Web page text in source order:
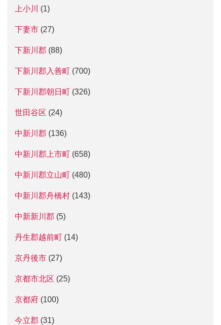
上小川 (1)
下妻市 (27)
下新川郡 (88)
下新川郡入善町 (700)
下新川郡朝日町 (326)
世田谷区 (24)
中新川郡 (136)
中新川郡上市町 (658)
中新川郡立山町 (480)
中新川郡舟橋村 (143)
中新新川郡 (5)
丹生郡越前町 (14)
京丹後市 (27)
京都市北区 (25)
京都府 (100)
今立郡 (31)